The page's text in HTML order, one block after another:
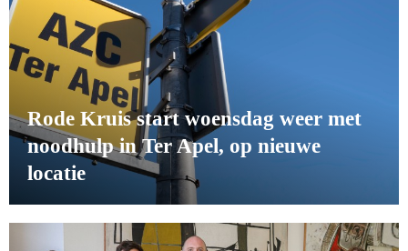
Rode Kruis start woensdag weer met
noodhulp in Ter Apel, op nieuwe
locatie